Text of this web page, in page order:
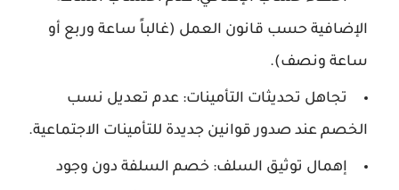
الإضافية حسب قانون العمل (غالباً ساعة وربع أو
ساعة ونصف).
تجاهل تحديثات التأمينات: عدم تعديل نسب
الخصم عند صدور قوانين جديدة للتأمينات الاجتماعية.
إهمال توثيق السلف: خصم السلفة دون وجود